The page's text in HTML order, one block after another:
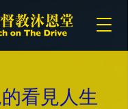
看見人生